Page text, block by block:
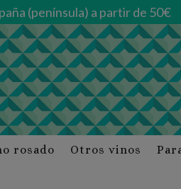
(península) a partir de 50€
rosado Otros vinos